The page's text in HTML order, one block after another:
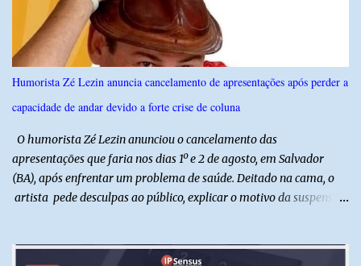
seguido de apresentação musical de Vê Barreto. A Frut & Tec
reforça a importância do Distrito de Irrigação do Baixo Açu como
referência na fruticultura irrigada, promovendo conhecimento,
inovação e oportunidades para o desenvolvimento do agronegócio
potiguar. @associacaodiba
Humorista Zé Lezin anuncia cancelamento de apresentações após perder a
capacidade de andar devido a forte crise de coluna
O humorista Zé Lezin anunciou o cancelamento das
apresentações que faria nos dias 1º e 2 de agosto, em Salvador
(BA), após enfrentar um problema de saúde. Deitado na cama, o
artista pede desculpas ao público, explicar o motivo da suspensão
impossível viajar e subir ao palco. O comediante contou que